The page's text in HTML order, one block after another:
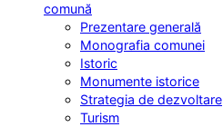
comună
Prezentare generală
Monografia comunei
Istoric
Monumente istorice
Strategia de dezvoltare
Turism